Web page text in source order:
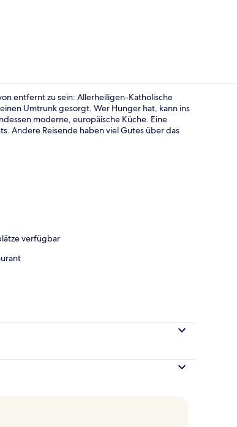
Billard
entfernt zu sein: Allerheiligen-Katholische
Umtrunk gesorgt. Wer Hunger hat, kann ins
moderne, europäische Küche. Eine
Andere Reisende haben viel Gutes über das
verfügbar